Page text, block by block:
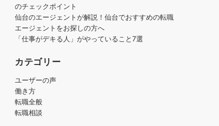
のチェックポイント
仙台のエージェントが解説！仙台でおすすめの転職
エージェントをお探しの方へ
「仕事がデキる人」がやっていること7選
カテゴリー
ユーザーの声
働き方
転職全般
転職相談